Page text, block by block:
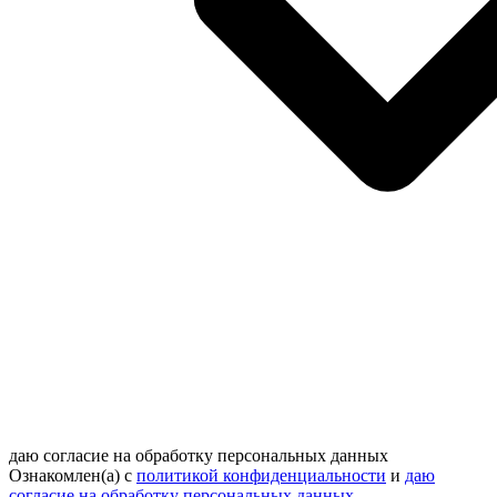
даю согласие на обработку персональных данных
Ознакомлен(а) с политикой конфиденциальности и даю